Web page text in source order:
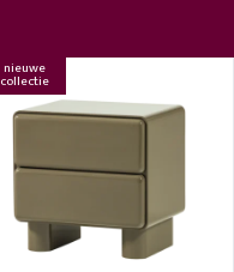
nieuwe
collectie